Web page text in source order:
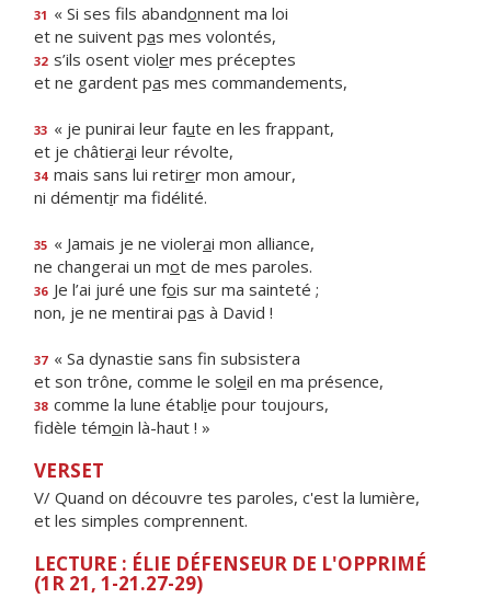
31 « Si ses fils abandonnent ma loi
et ne suivent pas mes volontés,
32 s’ils osent violer mes préceptes
et ne gardent pas mes commandements,
33 « je punirai leur faute en les frappant,
et je châtierai leur révolte,
34 mais sans lui retirer mon amour,
ni démentir ma fidélité.
35 « Jamais je ne violerai mon alliance,
ne changerai un mot de mes paroles.
36 Je l’ai juré une fois sur ma sainteté ;
non, je ne mentirai pas à David !
37 « Sa dynastie sans fn subsistera
et son trône, comme le soleil en ma présence,
38 comme la lune établie pour toujours,
fidèle témoin là-haut ! »
VERSET
V/ Quand on découvre tes paroles, c'est la lumière,
et les simples comprennent.
LECTURE : ÉLIE DÉFENSEUR DE L'OPPRIMÉ
(1R 21, 1-21.27-29)